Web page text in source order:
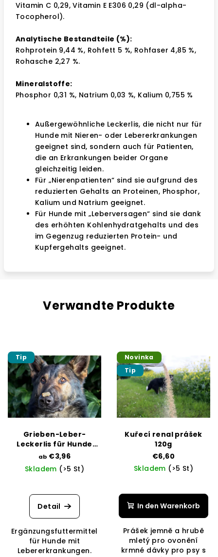
Vitamin C 0,29, Vitamin E E306 0,29 (dl-alpha-
Tocopherol).
Analytische Bestandteile (%):
Rohprotein 9,44 %, Rohfett 5 %, Rohfaser 4,85 %,
Rohasche 2,27 %.
Mineralstoffe:
Phosphor 0,31 %, Natrium 0,03 %, Kalium 0,755 %
Außergewöhnliche Leckerlis, die nicht nur für
Hunde mit Nieren- oder Lebererkrankungen
geeignet sind, sondern auch für Patienten,
die an Erkrankungen beider Organe
gleichzeitig leiden.
Für „Nierenpatienten“ sind sie aufgrund des
reduzierten Gehalts an Proteinen, Phosphor,
Kalium und Natrium geeignet.
Für Hunde mit „Leberversagen“ sind sie dank
des erhöhten Kohlenhydratgehalts und des
im Gegenzug reduzierten Protein- und
Kupfergehalts geeignet.
Verwandte Produkte
Tip
Grieben-Leber-
Leckerlis für Hunde
skupina ''B''
ab €3,96
Skladem (>5 St)
durchschnittliche
Produktbewertung
von
5
Sternen.
Detail
Ergänzungsfuttermittel
für Hunde mit
Lebererkrankungen.
Novinka
Tip
Kuřecí renal prášek
120g
€6,60
Skladem (>5 St)
In den Warenkorb
Prášek jemně a hrubě
mletý pro ovonění
krmné dávky pro psy s